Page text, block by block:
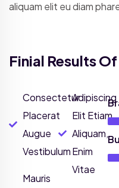
aliquam elit eu diam
Finial Results
Consectetur
Placerat
Augue
Vestibulum
Mauris
Adipiscing
Elit Etiam
Aliquam,
Enim
Vitae